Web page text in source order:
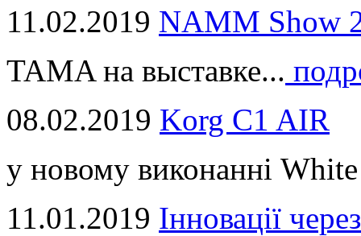
11.02.2019 NAMM Show
TAMA на выставке...
08.02.2019 Korg C1 AIR
у новому виконанні
11.01.2019 Інновації